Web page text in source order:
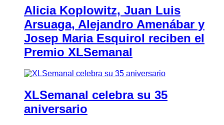
Alicia Koplowitz, Juan Luis
Arsuaga, Alejandro Amenábar y
Josep Maria Esquirol reciben el
Premio XLSemanal
XLSemanal celebra su 35
aniversario